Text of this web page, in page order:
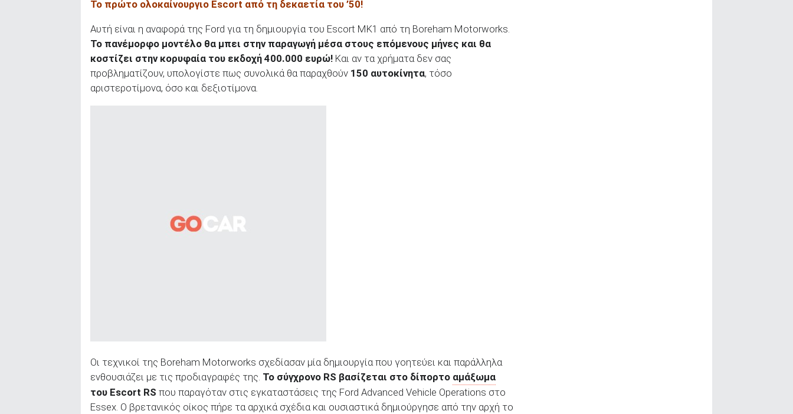
Το πρώτο ολοκαίνουργιο Escort από τη δεκαετία του ’50!
Αυτή είναι η αναφορά της Ford για τη δημιουργία του Escort MK1 από τη Boreham Motorworks.
Το πανέμορφο μοντέλο θα μπει στην παραγωγή μέσα στους επόμενους μήνες και θα
κοστίζει στην κορυφαία του εκδοχή 400.000 ευρώ! Και αν τα χρήματα δεν σας
προβληματίζουν, υπολογίστε πως συνολικά θα παραχθούν 150 αυτοκίνητα, τόσο
αριστεροτίμονα, όσο και δεξιοτίμονα.
Οι τεχνικοί της Boreham Motorworks σχεδίασαν μία δημιουργία που γοητεύει και παράλληλα
ενθουσιάζει με τις προδιαγραφές της. Το σύγχρονο RS βασίζεται στο δίπορτο αμάξωμα
του Escort RS που παραγόταν στις εγκαταστάσεις της Ford Advanced Vehicle Operations στο
Essex. Ο βρετανικός οίκος πήρε τα αρχικά σχέδια και ουσιαστικά δημιούργησε από την αρχή το